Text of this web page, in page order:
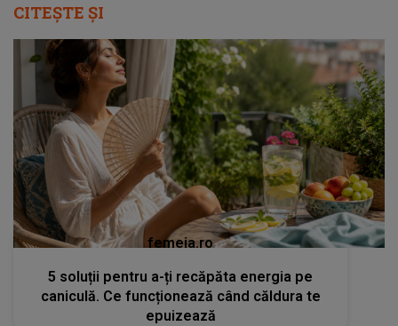
CITEȘTE ȘI
femeia.ro
5 soluții pentru a-ți recăpăta energia pe
caniculă. Ce funcționează când căldura te
epuizează